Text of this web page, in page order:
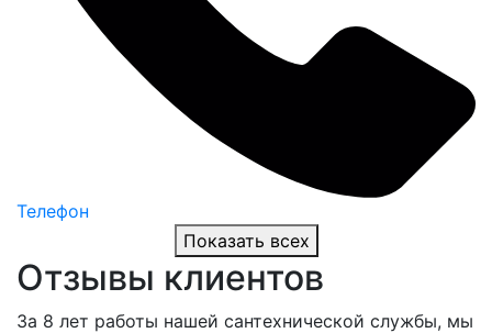
Телефон
Показать всех
Отзывы клиентов
За 8 лет работы нашей сантехнической службы, мы